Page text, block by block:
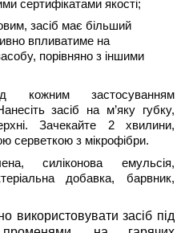
сертифікатами якості;
засіб має більший
впливатиме на
порівняно з іншими
кожним застосуванням
засіб на м’яку губку,
Зачекайте 2 хвилини,
серветкою з мікрофібри.
силіконова емульсія,
добавка, барвник,
використовувати засіб під